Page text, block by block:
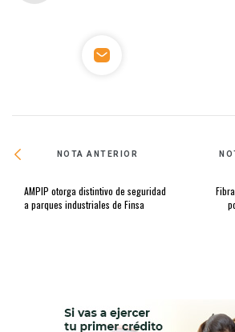
NOTA ANTERIOR
AMPIP otorga distintivo de seguridad
a parques industriales de Finsa